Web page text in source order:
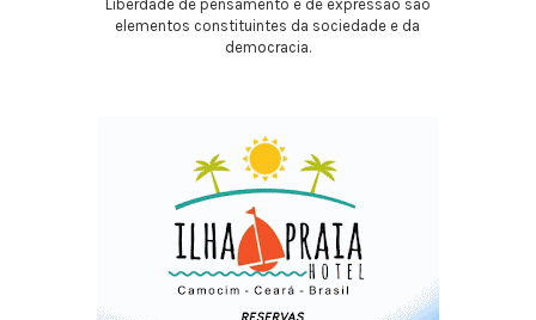
Liberdade de pensamento e de expressão são
elementos constituintes da sociedade e da
democracia.